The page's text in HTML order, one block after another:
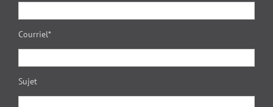
Courriel*
Sujet